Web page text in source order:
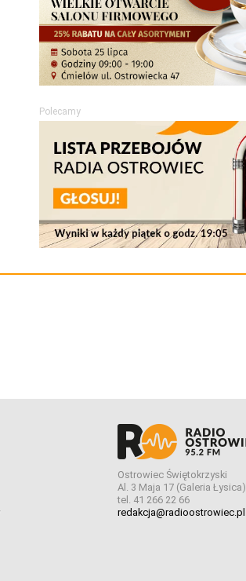
Polecamy
Ostrowiec Świętokrzyski
Al. 3 Maja 17 (Galeria Łysica)
tel. 41 266 22 66
redakcja@radioostrowiec.pl